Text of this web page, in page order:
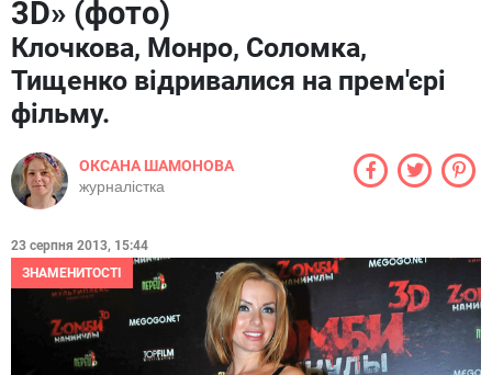
3D» (фото)
Клочкова, Монро, Соломка,
Тищенко відривалися на прем'єрі
фільму.
ОКСАНА ШАМОНОВА
журналістка
23 серпня 2013, 15:44
ЗНАМЕНИТОСТІ